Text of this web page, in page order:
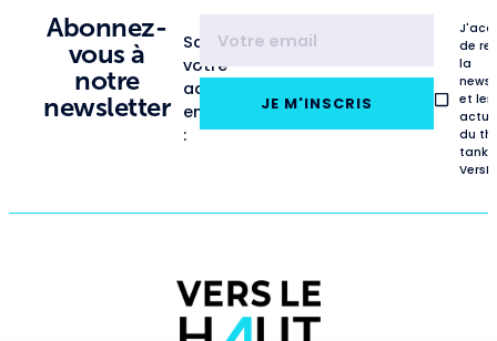
Abonnez-
vous à
notre
newsletter
Saisissez
votre
adresse
email
:
JE M'INSCRIS
de
la
et les
du
tank